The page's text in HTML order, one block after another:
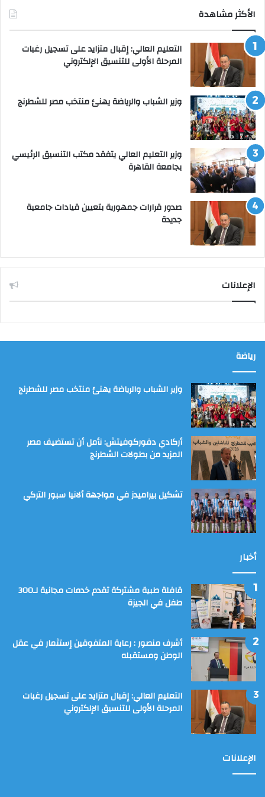
الأكثر مشاهدة
التعليم العالي: إقبال متزايد على تسجيل رغبات
المرحلة الأولى للتنسيق الإلكتروني
وزير الشباب والرياضة يهنئ منتخب مصر للشطرنج
وزير التعليم العالي يتفقد مكتب التنسيق الرئيسي
بجامعة القاهرة
صدور قرارات جمهورية بتعيين قيادات جامعية
جديدة
الإعلانات
رياضة
وزير الشباب والرياضة يهنئ منتخب مصر للشطرنج
أركادي دفوركوفيتش: نأمل أن تستضيف مصر
المزيد من بطولات الشطرنج
تشكيل بيراميدز في مواجهة ألانيا سبور التركي
أخبار
قافلة طبية مشتركة تقدم خدمات مجانية لـ300
طفل في الجيزة
أشرف منصور : رعاية المتفوقين إستثمار في عقل
الوطن ومستقبله
التعليم العالي: إقبال متزايد على تسجيل رغبات
المرحلة الأولى للتنسيق الإلكتروني
الإعلانات